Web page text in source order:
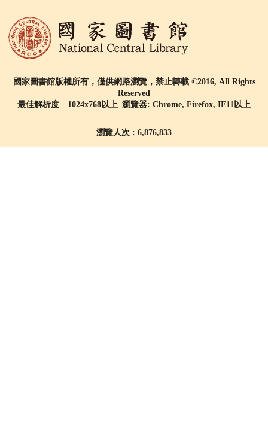
國家圖書館版權所有，僅供網路瀏覽，禁止轉載 ©2016, All Rights
Reserved
最佳解析度 1024x768以上 |瀏覽器: Chrome, Firefox, IE11以上
瀏覽人次 : 6,876,833